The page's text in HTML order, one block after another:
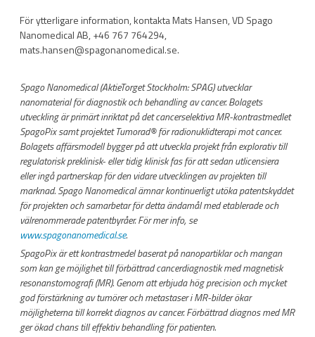
För ytterligare information, kontakta Mats Hansen, VD Spago
Nanomedical AB, +46 767 764294,
mats.hansen@spagonanomedical.se.
Spago Nanomedical (AktieTorget Stockholm: SPAG) utvecklar
nanomaterial för diagnostik och behandling av cancer. Bolagets
utveckling är primärt inriktat på det cancerselektiva MR-kontrastmedlet
SpagoPix samt projektet Tumorad®för radionuklidterapi mot cancer.
Bolagets affärsmodell bygger på att utveckla projekt från explorativ till
regulatorisk preklinisk- eller tidig klinisk fas för att sedan utlicensiera
eller ingå partnerskap för den vidare utvecklingen av projekten till
marknad. Spago Nanomedical ämnar kontinuerligt utöka patentskyddet
för projekten och samarbetar för detta ändamål med etablerade och
välrenommerade patentbyråer. För mer info, se
www.spagonanomedical.se.
SpagoPix är ett kontrastmedel baserat på nanopartiklar och mangan
som kan ge möjlighet till förbättrad cancerdiagnostik med magnetisk
resonanstomografi (MR). Genom att erbjuda hög precision och mycket
god förstärkning av tumörer och metastaser i MR-bilder ökar
möjligheterna till korrekt diagnos av cancer. Förbättrad diagnos med MR
ger ökad chans till effektiv behandling för patienten.